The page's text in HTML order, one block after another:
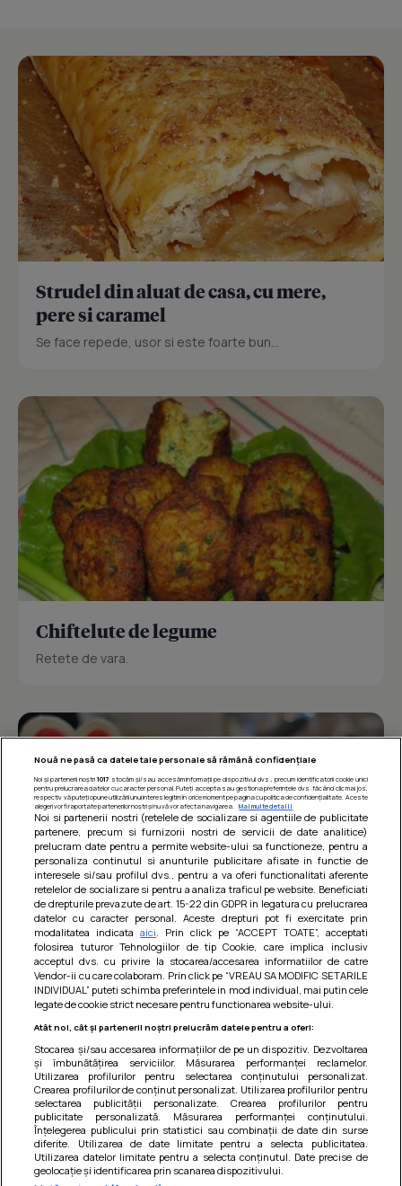
Strudel din aluat de casa, cu mere,
pere si caramel
Se face repede, usor si este foarte bun...
Chiftelute de legume
Retete de vara.
Barcute din vinete cu arpagic rosu
Un deliciu usor de preparat!
Nouă ne pasă ca datele tale personale să rămână confidențiale
Noi și partenerii noștri 1017 stocăm și/sau accesăm informații pe dispozitivul dvs., precum identificatorii cookie unici
pentru prelucrarea datelor cu caracter personal. Puteți accepta sau gestiona preferințele dvs. făcând clic mai jos,
respectiv vă puteți opune utilizării unui interes legitim în orice moment pe pagina cu politica de confidențialitate. Aceste
alegeri vor fi raportate partenerilor noștri și nu vă vor afecta navigarea.
Mai multe detalii
Noi si partenerii nostri (retelele de socializare si agentiile de publicitate
partenere, precum si furnizorii nostri de servicii de date analitice)
prelucram date pentru a permite website-ului sa functioneze, pentru a
personaliza continutul si anunturile publicitare afisate in functie de
interesele si/sau profilul dvs., pentru a va oferi functionalitati aferente
retelelor de socializare si pentru a analiza traficul pe website. Beneficiati
de drepturile prevazute de art. 15-22 din GDPR in legatura cu prelucrarea
datelor cu caracter personal. Aceste drepturi pot fi exercitate prin
modalitatea indicataaici . Prin click pe “ACCEPT TOATE”, acceptati
folosirea tuturor Tehnologiilor de tip Cookie, care implica inclusiv
acceptul dvs. cu privire la stocarea/accesarea informatiilor de catre
Vendor-ii cu care colaboram. Prin click pe “VREAU SA MODIFIC SETARILE
INDIVIDUAL” puteti schimba preferintele in mod individual, mai putin cele
legate de cookie strict necesare pentru functionarea website-ului.
Atât noi, cât și partenerii noștri prelucrăm datele pentru a oferi:
Stocarea și/sau accesarea informațiilor de pe un dispozitiv. Dezvoltarea
și îmbunătățirea serviciilor. Măsurarea performanței reclamelor.
Utilizarea profilurilor pentru selectarea conținutului personalizat.
Crearea profilurilor de conținut personalizat. Utilizarea profilurilor pentru
selectarea publicității personalizate. Crearea profilurilor pentru
publicitate personalizată. Măsurarea performanței conținutului.
Înțelegerea publicului prin statistici sau combinații de date din surse
diferite. Utilizarea de date limitate pentru a selecta publicitatea.
Utilizarea datelor limitate pentru a selecta conținutul. Date precise de
geolocație și identificarea prin scanarea dispozitivului.